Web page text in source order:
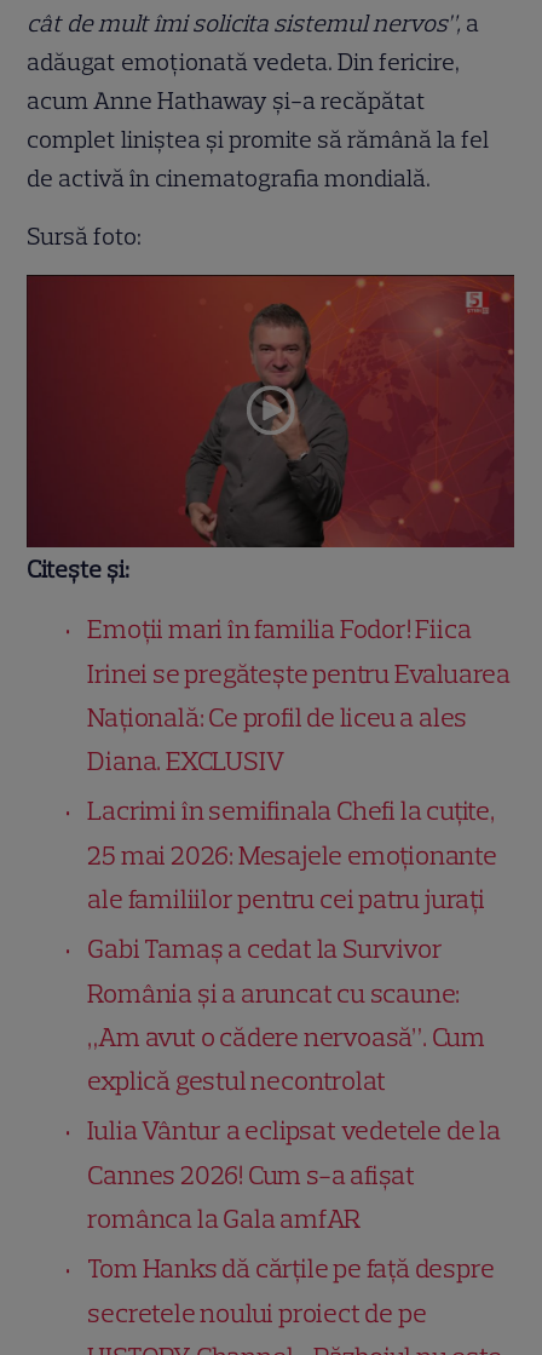
cât de mult îmi solicita sistemul nervos”, a
adăugat emoționată vedeta. Din fericire,
acum Anne Hathaway și-a recăpătat
complet liniștea și promite să rămână la fel
de activă în cinematografia mondială.
Sursă foto:
Citește și:
Emoții mari în familia Fodor! Fiica
Irinei se pregătește pentru Evaluarea
Națională: Ce profil de liceu a ales
Diana. EXCLUSIV
Lacrimi în semifinala Chefi la cuțite,
25 mai 2026: Mesajele emoționante
ale familiilor pentru cei patru jurați
Gabi Tamaș a cedat la Survivor
România și a aruncat cu scaune:
„Am avut o cădere nervoasă”. Cum
explică gestul necontrolat
Iulia Vântur a eclipsat vedetele de la
Cannes 2026! Cum s-a afișat
românca la Gala amfAR
Tom Hanks dă cărțile pe față despre
secretele noului proiect de pe